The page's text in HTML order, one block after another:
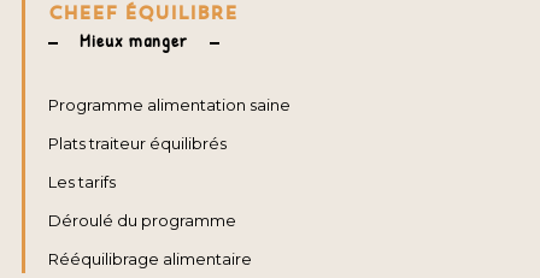
CHEEF ÉQUILIBRE
Mieux manger
Programme alimentation saine
Plats traiteur équilibrés
Les tarifs
Déroulé du programme
Rééquilibrage alimentaire